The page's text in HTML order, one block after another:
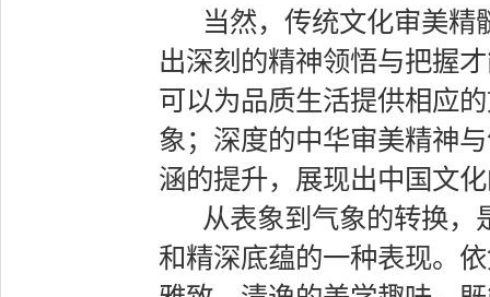
当然，传统文化审美精
出深刻的精神领悟与把握
可以为品质生活提供相应
象；深度的中华审美精神
涵的提升，展现出中国文
从表象到气象的转换，
和精深底蕴的一种表现。